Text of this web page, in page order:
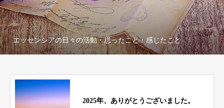
エッセンシアの日々の活動・思ったこと・感じたこと
2025年、ありがとうございました。